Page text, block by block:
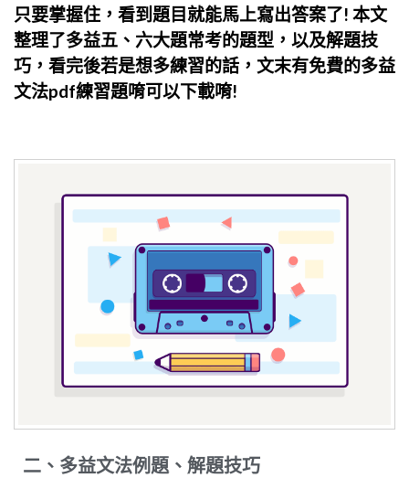
只要掌握住，看到題目就能馬上寫出答案了! 本文
整理了多益五、六大題常考的題型，以及解題技
巧，看完後若是想多練習的話，文末有免費的多益
文法pdf練習題唷可以下載唷!
二、多益文法例題、解題技巧